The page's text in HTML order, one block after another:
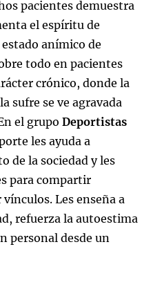
pacientes demuestra
el espíritu de
anímico de
todo en pacientes
crónico, donde la
sufre se ve agravada
el grupoDeportistas
les ayuda a
de la sociedad y les
para compartir
Les enseña a
refuerza la autoestima
personal desde un